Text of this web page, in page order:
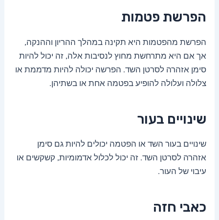
הפרשת פטמות
הפרשת מהפטמות היא תקינה במהלך ההריון וההנקה,
אך אם היא מתרחשת מחוץ לנסיבות אלה, זה יכול להיות
סימן אזהרה לסרטן השד. הפרשה יכולה להיות מדממת או
צלולה ועלולה להופיע בפטמה אחת או בשתיהן.
שינויים בעור
שינויים בעור השד או הפטמה יכולים להיות גם סימן
אזהרה לסרטן השד. זה יכול לכלול אדמומיות, קשקשים או
עיבוי של העור.
כאבי חזה